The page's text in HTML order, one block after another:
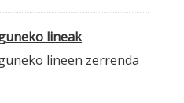
lineak
lineen zerrenda